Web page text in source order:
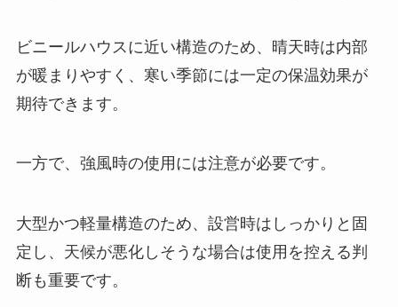
ビニールハウスに近い構造のため、晴天時は内部
が暖まりやすく、寒い季節には一定の保温効果が
期待できます。
一方で、強風時の使用には注意が必要です。
大型かつ軽量構造のため、設営時はしっかりと固
定し、天候が悪化しそうな場合は使用を控える判
断も重要です。